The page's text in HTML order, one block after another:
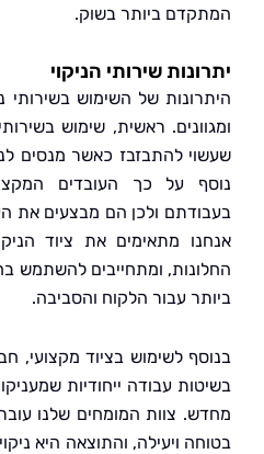
ביותר בשוק.
שירותי הניקוי
של השימוש בשירותי ניקוי
ראשית, שימוש בשירותים אלו
להתבזבז כאשר מנסים לנקות את
על כך העובדים המקצועיים
ולכן הם מבצעים את העבודה
מתאימים את ציוד הניקוי
ומתחייבים להשתמש בחומרים
עבור הלקוח והסביבה.
לשימוש בציוד מקצועי, חברת
עבודה ייחודיות שמעניקות
צוות המומחים שלנו עובר
ויעילה, והתוצאה היא ניקוי יסודי